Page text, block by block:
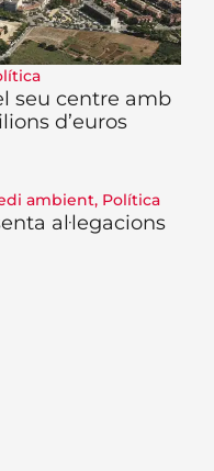
seu centre amb
d’euros
ambient, Política
al·legacions